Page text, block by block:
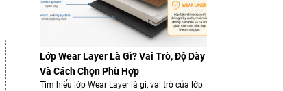
Lớp Wear Layer Là Gì? Vai Trò, Độ Dày
Và Cách Chọn Phù Hợp
Tìm hiểu lớp Wear Layer là gì, vai trò của lớp